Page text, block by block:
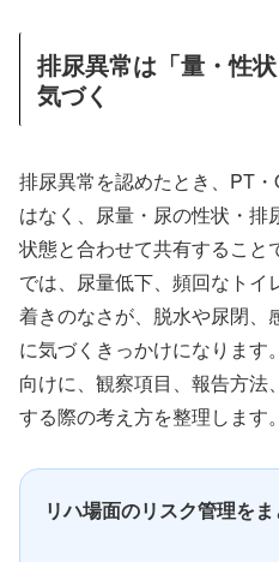
排尿異常は「量・性
気づく
排尿異常を認めたとき、PT
はなく、尿量・尿の性状・排
状態と合わせて共有すること
では、尿量低下、頻回なトイ
着きのなさが、脱水や尿閉、
に気づくきっかけになります
向けに、観察項目、報告方法
する際の考え方を整理します。
リハ場面のリスク管理を